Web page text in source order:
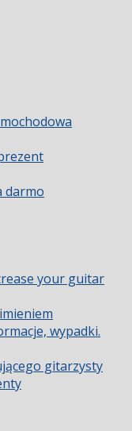
darmo
your guitar
wypadki.
gitarzysty